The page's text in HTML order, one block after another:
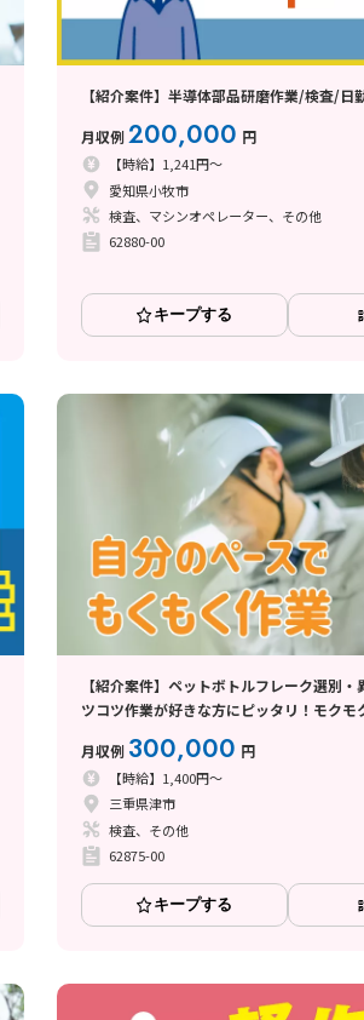
【紹介案件】半導体部品研磨作業/検査/日
月収例200,000 円
【時給】1,241円～
愛知県小牧市
検査、マシンオペレーター、その他
62880-00
キープする
【紹介案件】ペットボトルフレーク選別
ツコツ作業が好きな方にピッタリ！モクモ
月収例 300,000 円
【時給】1,400円～
三重県津市
検査、その他
62875-00
キープする